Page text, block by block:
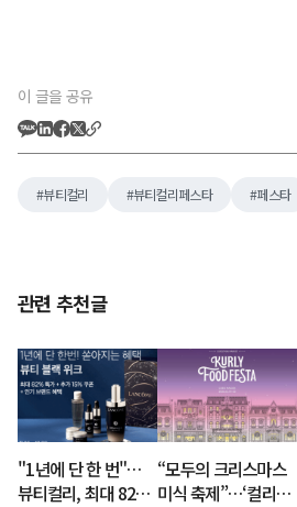
이 글을 공유
뷰티컬리 뷰티컬리페스타 페스타
관련 추천글
"1년에 단 한 번"…
뷰티컬리, 최대 82%
“모두의 크리스마스
미식 축제”…‘컬리푸